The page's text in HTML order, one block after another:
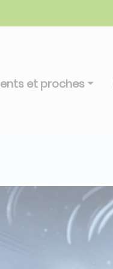
et proches